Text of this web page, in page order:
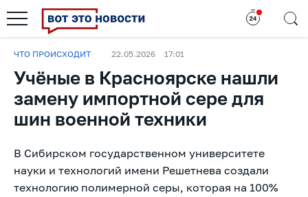
ЧТО ПРОИСХОДИТ 22.05.2026 17:01
Учёные в Красноярске нашли
замену импортной сере для
шин военной техники
В Сибирском государственном университете
науки и технологий имени Решетнева создали
технологию полимерной серы, которая на 100%